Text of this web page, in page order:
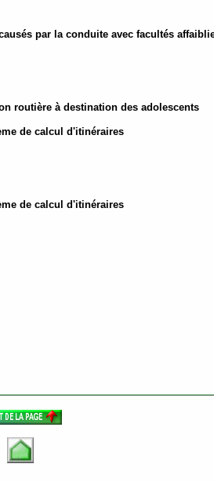
par la conduite avec facultés
routière à destination des adolescents
de calcul d'itinéraires
de calcul d'itinéraires